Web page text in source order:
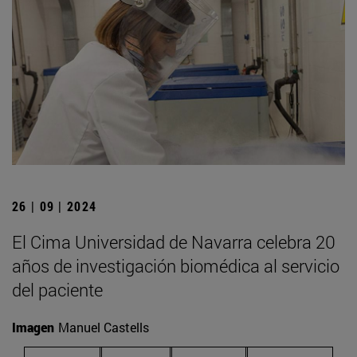
26 | 09 | 2024
El Cima Universidad de Navarra celebra 20
años de investigación biomédica al servicio
del paciente
Imagen Manuel Castells